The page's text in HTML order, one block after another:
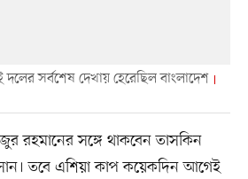
দলের সর্বশেষ দেখায় হেরেছিল বাংলাদেশ
রহমানের সঙ্গে থাকবেন তাসকিন
তবে এশিয়া কাপ কয়েকদিন আগেই